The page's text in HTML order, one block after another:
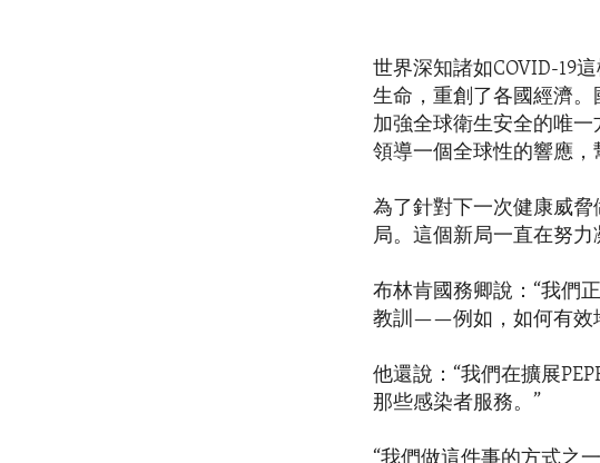
世界深知諸如COVID-19
生命，重創了各國經濟。
加強全球衛生安全的唯
領導一個全球性的響應，
為了針對下一次健康威
局。這個新局一直在努力
布林肯國務卿說：“我們
教訓——例如，如何有效
他還說：“我們在擴展
那些感染者服務。”